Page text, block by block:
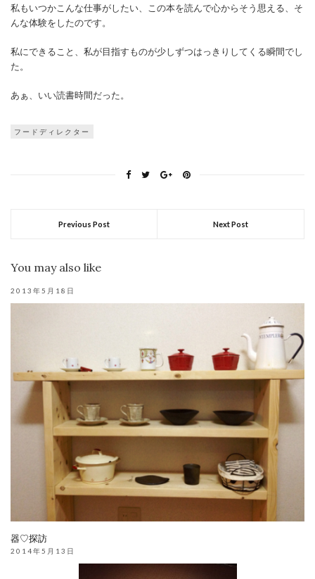
私もいつかこんな仕事がしたい、この本を読んで心からそう思える、そ
んな体験をしたのです。
私にできること、私が目指すものが少しずつはっきりしてくる瞬間でし
た。
あぁ、いい読書時間だった。
フードディレクター
Previous Post Next Post
You may also like
2013年5月18日
器♡探訪
2014年5月13日